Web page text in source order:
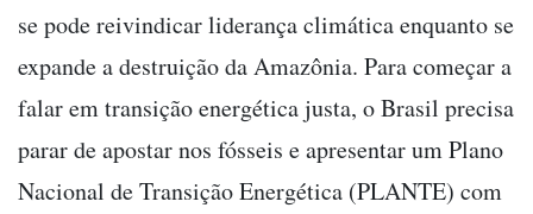
se pode reivindicar liderança climática enquanto se
expande a destruição da Amazônia. Para começar a
falar em transição energética justa, o Brasil precisa
parar de apostar nos fósseis e apresentar um Plano
Nacional de Transição Energética (PLANTE) com